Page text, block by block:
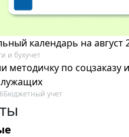
календарь на август
и бухучет
методичку по соцзаказу
Бюджетный учет